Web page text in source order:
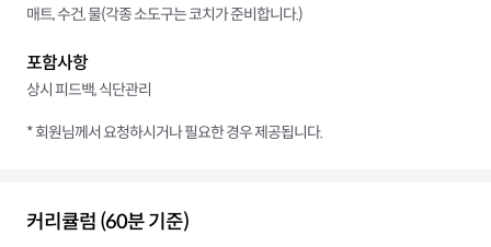
매트, 수건, 물(각종 소도구는 코치가 준비합니다.)
포함사항
상시 피드백, 식단관리
* 회원님께서 요청하시거나 필요한 경우 제공됩니다.
커리큘럼 (60분 기준)